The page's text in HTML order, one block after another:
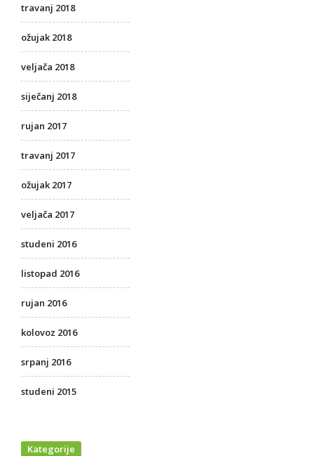
travanj 2018
ožujak 2018
veljača 2018
siječanj 2018
rujan 2017
travanj 2017
ožujak 2017
veljača 2017
studeni 2016
listopad 2016
rujan 2016
kolovoz 2016
srpanj 2016
studeni 2015
Kategorije